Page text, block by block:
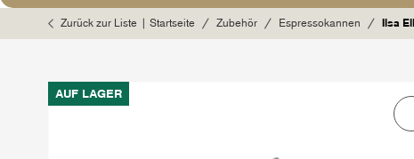
Zurück zur Liste Startseite Zubehör Espressokannen Ilsa
AUF LAGER